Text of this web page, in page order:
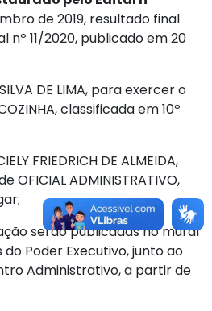
de 2019, resultado final
nº 11/2020, publicado em 20
DE LIMA, para exercer o
classificada em 10º
FRIEDRICH DE ALMEIDA,
ADMINISTRATIVO,
serão publicadas no mural
Poder Executivo, junto ao
Administrativo, a partir de